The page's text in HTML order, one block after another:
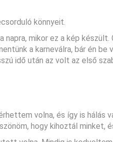
könnyeit.
mikor ez a kép
a karneválra, bár én
idő után az volt az első
volna, és így is hálás
hogy kihoztál minket,